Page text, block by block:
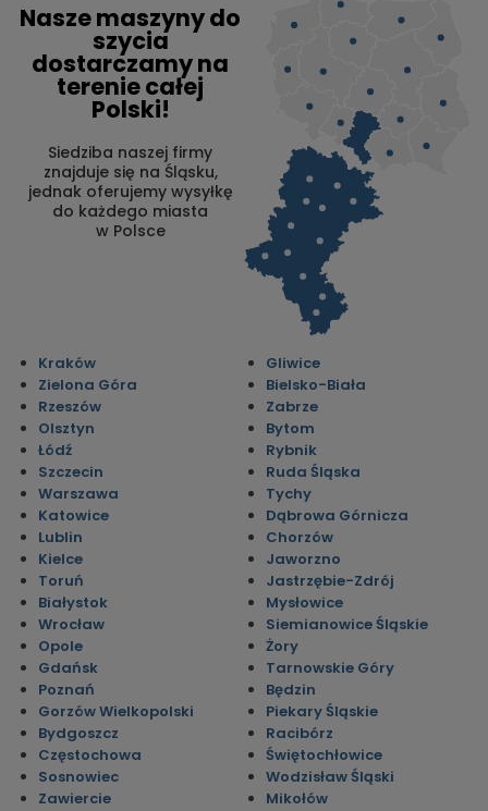
Nasze maszyny do
szycia
dostarczamy na
terenie całej
Polski!
Siedziba naszej firmy
znajduje się na Śląsku,
jednak oferujemy wysyłkę
do każdego miasta
w Polsce
Kraków
Zielona Góra
Rzeszów
Olsztyn
Łódź
Szczecin
Warszawa
Katowice
Lublin
Kielce
Toruń
Białystok
Wrocław
Opole
Gdańsk
Poznań
Gorzów Wielkopolski
Bydgoszcz
Częstochowa
Sosnowiec
Zawiercie
Gliwice
Bielsko-Biała
Zabrze
Bytom
Rybnik
Ruda Śląska
Tychy
Dąbrowa Górnicza
Chorzów
Jaworzno
Jastrzębie-Zdrój
Mysłowice
Siemianowice Śląskie
Żory
Tarnowskie Góry
Będzin
Piekary Śląskie
Racibórz
Świętochłowice
Wodzisław Śląski
Mikołów